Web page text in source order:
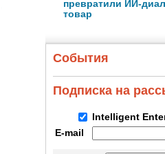
превратили ИИ-
товар
События
Подписка на
Intelligent
E-mail